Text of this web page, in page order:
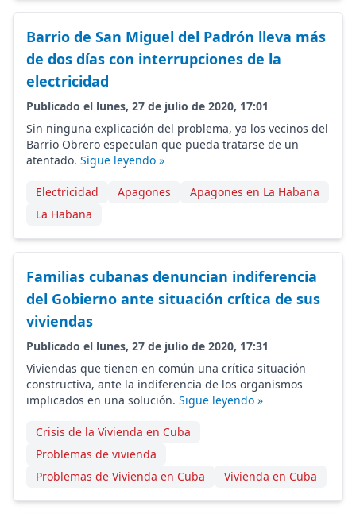
Barrio de San Miguel del Padrón lleva más
de dos días con interrupciones de la
electricidad
Publicado el lunes, 27 de julio de 2020, 17:01
Sin ninguna explicación del problema, ya los vecinos del
Barrio Obrero especulan que pueda tratarse de un
atentado. Sigue leyendo »
Electricidad Apagones
Apagones en La Habana
La Habana
Familias cubanas denuncian indiferencia
del Gobierno ante situación crítica de sus
viviendas
Publicado el lunes, 27 de julio de 2020, 17:31
Viviendas que tienen en común una crítica situación
constructiva, ante la indiferencia de los organismos
implicados en una solución. Sigue leyendo »
Crisis de la Vivienda en Cuba
Problemas de vivienda
Problemas de Vivienda en Cuba
Vivienda en Cuba